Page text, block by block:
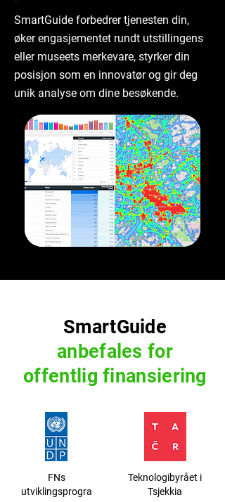
SmartGuide forbedrer tjenesten din,
øker engasjementet rundt utstillingens
eller museets merkevare, styrker din
posisjon som en innovatør og gir deg
unik analyse om dine besøkende.
SmartGuide
anbefales for
offentlig finansiering
FNs
utviklingsprogra
Teknologibyrået i
Tsjekkia